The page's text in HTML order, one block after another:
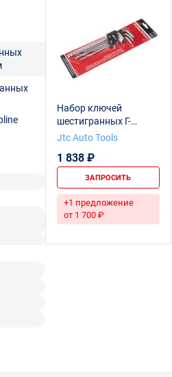
Набор ключей
шестигранных Г-
образных, с шаром
10мм 10пр. JTC
Jtc Auto Tools
1 838 ₽
ЗАПРОСИТЬ
+1 предложение
от 1 700 ₽